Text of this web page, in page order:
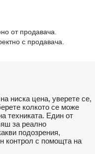
от продавача.
с продавача.
ниска цена, уверете се,
колкото се може
техниката. Един от
за реално
подозрения,
контрол с помощта на